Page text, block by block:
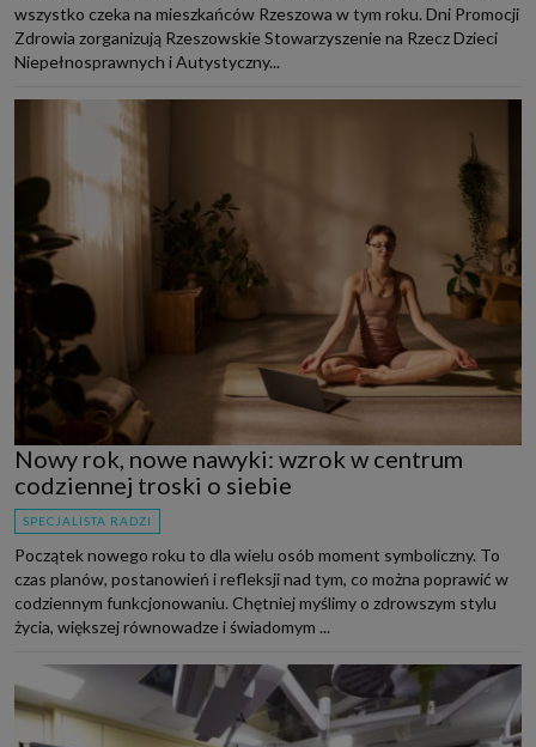
wszystko czeka na mieszkańców Rzeszowa w tym roku. Dni Promocji
Zdrowia zorganizują Rzeszowskie Stowarzyszenie na Rzecz Dzieci
Niepełnosprawnych i Autystyczny...
Nowy rok, nowe nawyki: wzrok w centrum
codziennej troski o siebie
SPECJALISTA RADZI
Początek nowego roku to dla wielu osób moment symboliczny. To
czas planów, postanowień i refleksji nad tym, co można poprawić w
codziennym funkcjonowaniu. Chętniej myślimy o zdrowszym stylu
życia, większej równowadze i świadomym ...